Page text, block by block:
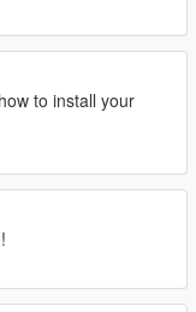
to install your